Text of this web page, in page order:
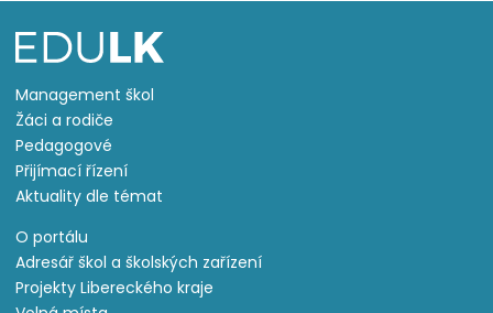
Management škol
Žáci a rodiče
Pedagogové
Přijímací řízení
Aktuality dle témat
O portálu
Adresář škol a školských zařízení
Projekty Libereckého kraje